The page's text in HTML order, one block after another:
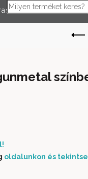
Products search
oldalunkon és